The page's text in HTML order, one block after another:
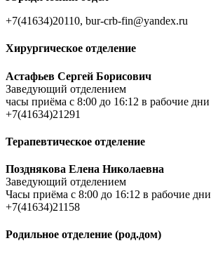
+7(41634)20110, bur-crb-fin@yandex.ru
Хирургическое отделение
Астафьев Сергей Борисович
Заведующий отделением
часы приёма c 8:00 до 16:12 в рабочие дни
+7(41634)21291
Терапевтическое отделение
Позднякова Елена Николаевна
Заведующий отделением
Часы приёма c 8:00 до 16:12 в рабочие дни
+7(41634)21158
Родильное отделение (род.дом)